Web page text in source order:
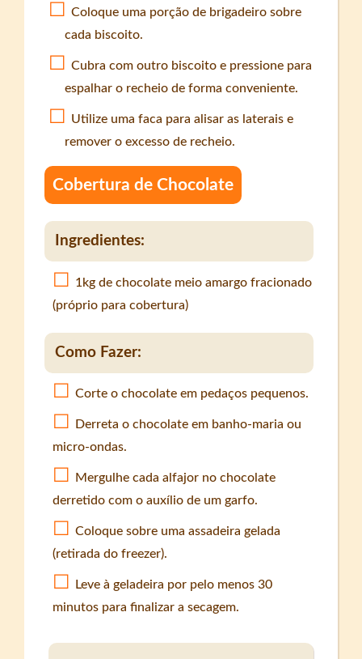
Coloque uma porção de brigadeiro sobre
cada biscoito.
Cubra com outro biscoito e pressione para
espalhar o recheio de forma conveniente.
Utilize uma faca para alisar as laterais e
remover o excesso de recheio.
Cobertura de Chocolate
Ingredientes:
1kg de chocolate meio amargo fracionado
(próprio para cobertura)
Como Fazer:
Corte o chocolate em pedaços pequenos.
Derreta o chocolate em banho-maria ou
micro-ondas.
Mergulhe cada alfajor no chocolate
derretido com o auxílio de um garfo.
Coloque sobre uma assadeira gelada
(retirada do freezer).
Leve à geladeira por pelo menos 30
minutos para finalizar a secagem.